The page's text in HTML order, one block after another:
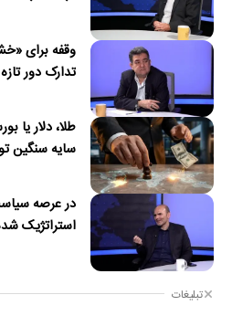
وقفه برای
تدارک دور
طلا، دلار یا
سایه سنگین
در عرصه
استراتژیک
تبلیغات